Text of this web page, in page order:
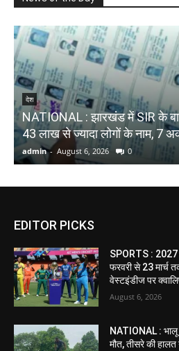
देश
NATIONAL : झारखंड में SIR के
43 लाख से ज्‍यादा लोगों के नाम, 7
admin - August 6, 2026 0
EDITOR PICKS
SPORTS : 2027
फरवरी से 23 मार्च
वेस्टइंडीज पर
August 6, 2026
NATIONAL :
मौत, तीसरे की हालत